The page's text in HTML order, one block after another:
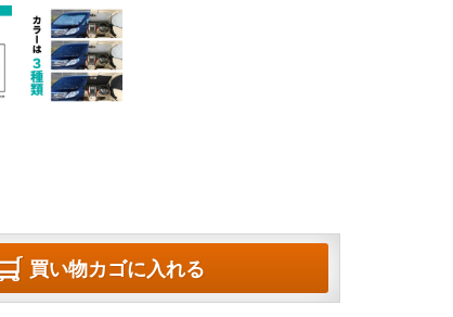
買い物カゴに入れる